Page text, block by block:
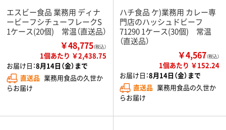
エスビー食品 業務用 ディナ
ービーフシチューフレークS
1ケース(20個) 常温（直送品）
￥48,775（税込）
1個あたり ￥2,438.75
お届け日：8月14日（金）まで
直送品 業務用食品の久世か
らお届け
ハチ食品 ケ)業務用 カレー専
門店のハッシュドビーフ
71290 1ケース(30個) 常温
（直送品）
￥4,567（税込）
1個あたり ￥152.24
お届け日：8月14日（金）まで
直送品 業務用食品の久世か
らお届け